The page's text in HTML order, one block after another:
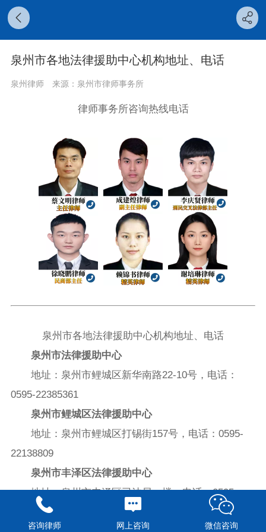
泉州市各地法律援助中心机构地址、电话
泉州律师 来源：泉州市律师事务所
律师事务所咨询热线电话
泉州市各地法律援助中心机构地址、电话
泉州市法律援助中心
地址：泉州市鲤城区新华南路22-10号，电话：
0595-22385361
泉州市鲤城区法律援助中心
地址：泉州市鲤城区打锡街157号，电话：0595-
22138809
泉州市丰泽区法律援助中心
地址：泉州市丰泽区司法局一楼，电话：0595-
22186620
咨询律师 网上咨询 微信咨询